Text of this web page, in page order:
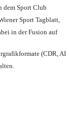
dem Sport Club
Sport Tagblatt,
in der Fusion auf
(CDR, AI